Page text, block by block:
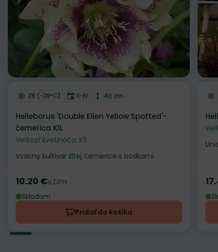
Odober do zoznamu želaní
Mrazuvzdornosť
Z5 (-28°C) Doba kvitnutia
II-IV Výška rastliny
40 cm
Helleborus 'Double Ellen Yellow Spotted'-
čemerica K1L
Veľkosť kvetináča: K1l
Vzácny kultivar žltej čemerice s bodkami.
Cena
10.20 €s DPH
Skladom
Pridať do košíka